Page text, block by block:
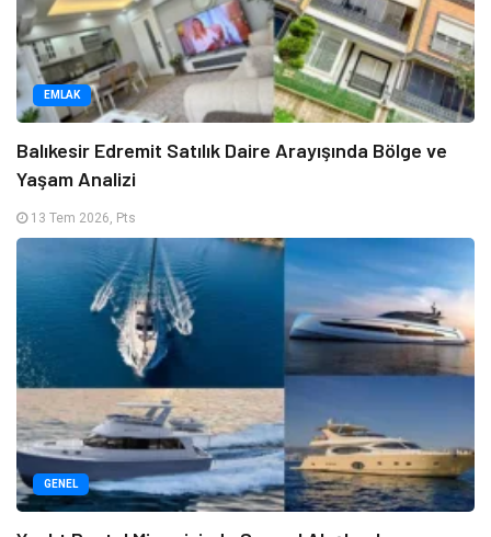
EMLAK
Balıkesir Edremit Satılık Daire Arayışında Bölge ve
Yaşam Analizi
13 Tem 2026, Pts
GENEL